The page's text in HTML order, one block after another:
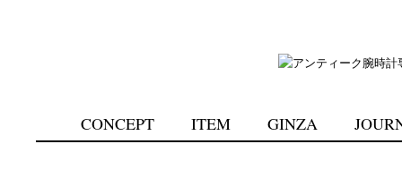
CONCEPT ITEM GINZA